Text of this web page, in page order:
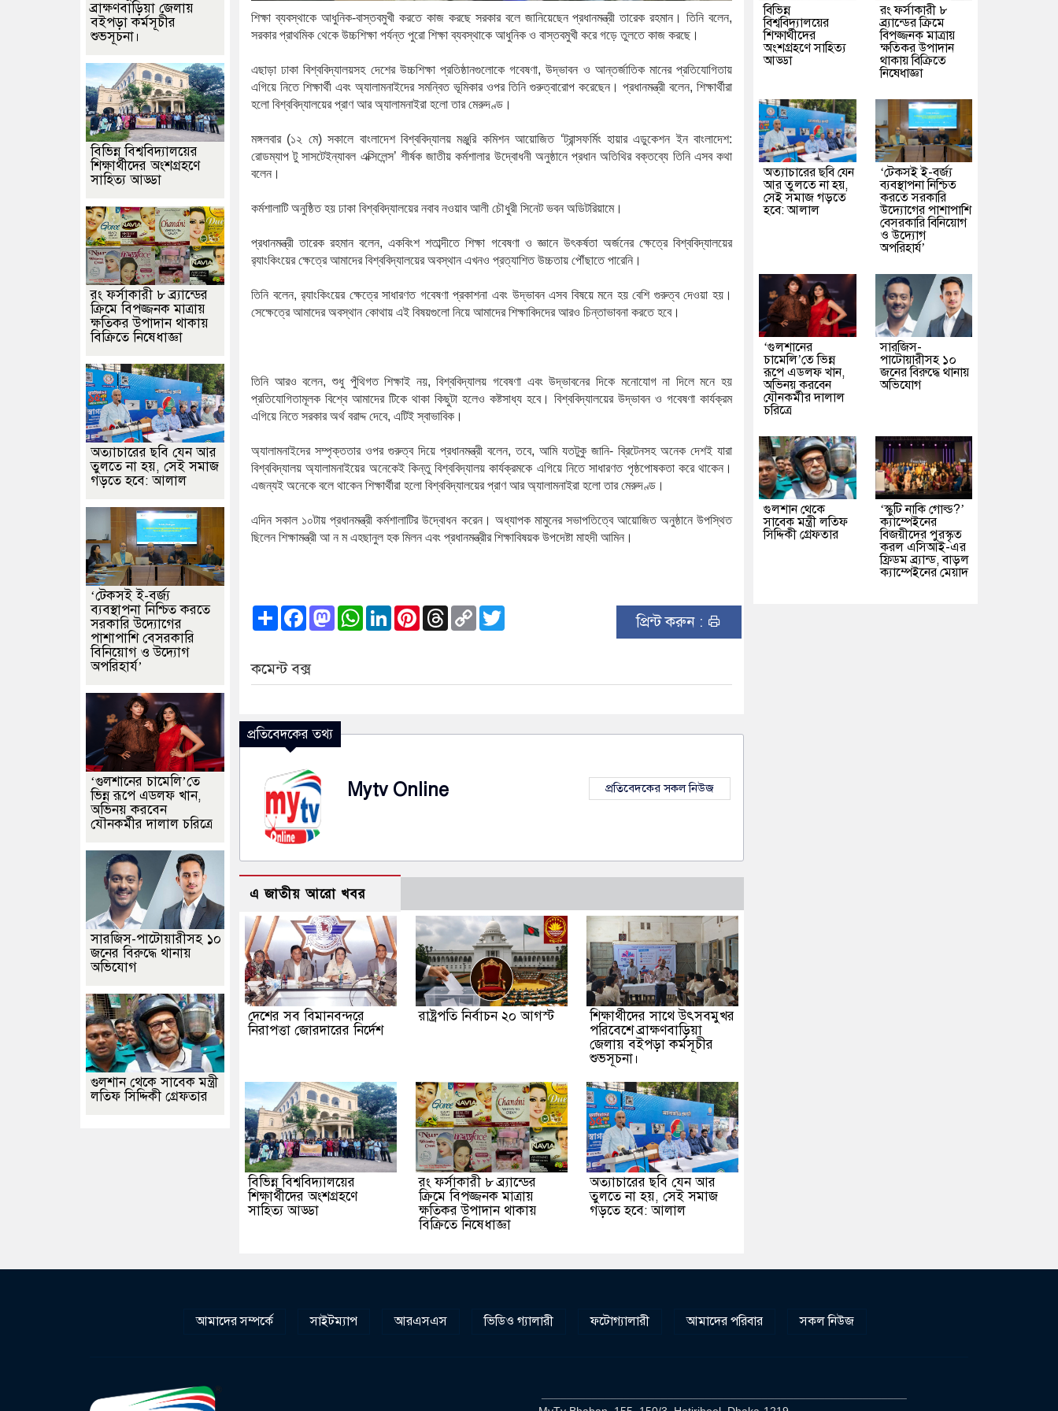
শিক্ষা ব্যবস্থাকে আধুনিক-বাস্তবমুখী করতে কাজ করছে সরকার বলে জানিয়েছেন প্রধানমন্ত্রী তারেক রহমান। তিনি বলেন,
সরকার প্রাথমিক থেকে উচ্চশিক্ষা পর্যন্ত পুরো শিক্ষা ব্যবস্থাকে আধুনিক ও বাস্তবমুখী করে গড়ে তুলতে কাজ করছে।
এছাড়া ঢাকা বিশ্ববিদ্যালয়সহ দেশের উচ্চশিক্ষা প্রতিষ্ঠানগুলোকে গবেষণা,উদ্ভাবন ও আন্তর্জাতিক মানের প্রতিযোগিতায়
এগিয়ে নিতে শিক্ষার্থী এবং অ্যালামনাইদের সমন্বিত ভূমিকার ওপর তিনি গুরুত্বারোপ করেছেন। প্রধানমন্ত্রী বলেন, শিক্ষার্থীরা
হলো বিশ্ববিদ্যালয়ের প্রাণ আর অ্যালামনাইরা হলো তার মেরুদণ্ড।
মঙ্গলবার(১২ মে)সকালে বাংলাদেশ বিশ্ববিদ্যালয় মঞ্জুরি কমিশন আয়োজিত‘ট্রান্সফর্মিং হায়ার এডুকেশন ইন বাংলাদেশ:
রোডম্যাপ টু সাসটেইন্যাবল এক্সিলেন্স’ শীর্ষক জাতীয় কর্মশালার উদ্বোধনী অনুষ্ঠানে প্রধান অতিথির বক্তব্যে তিনি এসব কথা
বলেন।
কর্মশালাটি অনুষ্ঠিত হয় ঢাকা বিশ্ববিদ্যালয়ের নবাব নওয়াব আলী চৌধুরী সিনেট ভবন অডিটরিয়ামে।
প্রধানমন্ত্রী তারেক রহমান বলেন,একবিংশ শতাব্দীতে শিক্ষা গবেষণা ও জ্ঞানে উৎকর্ষতা অর্জনের ক্ষেত্রে বিশ্ববিদ্যালয়ের
র‍্যাংকিংয়ের ক্ষেত্রে আমাদের বিশ্ববিদ্যালয়ের অবস্থান এখনও প্রত্যাশিত উচ্চতায় পৌঁছাতে পারেনি।
তিনি বলেন,র‍্যাংকিংয়ের ক্ষেত্রে সাধারণত গবেষণা প্রকাশনা এবং উদ্ভাবন এসব বিষয়ে মনে হয় বেশি গুরুত্ব দেওয়া হয়।
সেক্ষেত্রে আমাদের অবস্থান কোথায় এই বিষয়গুলো নিয়ে আমাদের শিক্ষাবিদদের আরও চিন্তাভাবনা করতে হবে।
তিনি আরও বলেন, শুধু পুঁথিগত শিক্ষাই নয়,বিশ্ববিদ্যালয় গবেষণা এবং উদ্ভাবনের দিকে মনোযোগ না দিলে মনে হয়
প্রতিযোগিতামূলক বিশ্বে আমাদের টিকে থাকা কিছুটা হলেও কষ্টসাধ্য হবে। বিশ্ববিদ্যালয়ের উদ্ভাবন ও গবেষণা কার্যক্রম
এগিয়ে নিতে সরকার অর্থ বরাদ্দ দেবে, এটিই স্বাভাবিক।
অ্যালামনাইদের সম্পৃক্ততার ওপর গুরুত্ব দিয়ে প্রধানমন্ত্রী বলেন,তবে, আমি যতটুকু জানি- ব্রিটেনসহ অনেক দেশই যারা
বিশ্ববিদ্যালয় অ্যালামনাইয়ের অনেকেই কিন্তু বিশ্ববিদ্যালয় কার্যক্রমকে এগিয়ে নিতে সাধারণত পৃষ্ঠপোষকতা করে থাকেন।
এজন্যই অনেকে বলে থাকেন শিক্ষার্থীরা হলো বিশ্ববিদ্যালয়ের প্রাণ আর অ্যালামনাইরা হলো তার মেরুদণ্ড।
এদিন সকাল ১০টায় প্রধানমন্ত্রী কর্মশালাটির উদ্বোধন করেন। অধ্যাপক মামুনের সভাপতিত্বে আয়োজিত অনুষ্ঠানে উপস্থিত
ছিলেন শিক্ষামন্ত্রী আ ন ম এহছানুল হক মিলন এবং প্রধানমন্ত্রীর শিক্ষাবিষয়ক উপদেষ্টা মাহদী আমিন।
ShareFacebook
Mastodon
WhatsApp
LinkedInPinterest
Threads
Copy
Link প্রিন্ট করুন :
কমেন্ট বক্স
প্রতিবেদকের তথ্য
Mytv Online প্রতিবেদকের সকল নিউজ
এ জাতীয় আরো খবর
দেশের সব বিমানবন্দরে
নিরাপত্তা জোরদারের নির্দেশ
রাষ্ট্রপতি নির্বাচন ২০ আগস্ট
শিক্ষার্থীদের সাথে উৎসবমুখর
পরিবেশে ব্রাক্ষণবাড়িয়া
জেলায় বইপড়া কর্মসূচীর
শুভসূচনা।
বিভিন্ন বিশ্ববিদ্যালয়ের
শিক্ষার্থীদের অংশগ্রহণে
সাহিত্য আড্ডা
রং ফর্সাকারী ৮ ব্র্যান্ডের
ক্রিমে বিপজ্জনক মাত্রায়
ক্ষতিকর উপাদান থাকায়
বিক্রিতে নিষেধাজ্ঞা
অত্যাচারের ছবি যেন আর
তুলতে না হয়, সেই সমাজ
গড়তে হবে: আলাল
ব্রাক্ষণবাড়িয়া জেলায়
বইপড়া কর্মসূচীর
শুভসূচনা।
বিভিন্ন বিশ্ববিদ্যালয়ের
শিক্ষার্থীদের অংশগ্রহণে
সাহিত্য আড্ডা
রং ফর্সাকারী ৮ ব্র্যান্ডের
ক্রিমে বিপজ্জনক মাত্রায়
ক্ষতিকর উপাদান থাকায়
বিক্রিতে নিষেধাজ্ঞা
অত্যাচারের ছবি যেন আর
তুলতে না হয়, সেই সমাজ
গড়তে হবে: আলাল
‘টেকসই ই-বর্জ্য
ব্যবস্থাপনা নিশ্চিত করতে
সরকারি উদ্যোগের
পাশাপাশি বেসরকারি
বিনিয়োগ ও উদ্যোগ
অপরিহার্য’
‘গুলশানের চামেলি’তে
ভিন্ন রূপে এডলফ খান,
অভিনয় করবেন
যৌনকর্মীর দালাল চরিত্রে
সারজিস-পাটোয়ারীসহ ১০
জনের বিরুদ্ধে থানায়
অভিযোগ
গুলশান থেকে সাবেক মন্ত্রী
লতিফ সিদ্দিকী গ্রেফতার
বিভিন্ন
বিশ্ববিদ্যালয়ের
শিক্ষার্থীদের
অংশগ্রহণে সাহিত্য
আড্ডা
রং ফর্সাকারী ৮
ব্র্যান্ডের ক্রিমে
বিপজ্জনক মাত্রায়
ক্ষতিকর উপাদান
থাকায় বিক্রিতে
নিষেধাজ্ঞা
অত্যাচারের ছবি যেন
আর তুলতে না হয়,
সেই সমাজ গড়তে
হবে: আলাল
‘টেকসই ই-বর্জ্য
ব্যবস্থাপনা নিশ্চিত
করতে সরকারি
উদ্যোগের পাশাপাশি
বেসরকারি বিনিয়োগ
ও উদ্যোগ
অপরিহার্য’
‘গুলশানের
চামেলি’তে ভিন্ন
রূপে এডলফ খান,
অভিনয় করবেন
যৌনকর্মীর দালাল
চরিত্রে
সারজিস-
পাটোয়ারীসহ ১০
জনের বিরুদ্ধে থানায়
অভিযোগ
গুলশান থেকে
সাবেক মন্ত্রী লতিফ
সিদ্দিকী গ্রেফতার
‘স্কুটি নাকি গোল্ড?’
ক্যাম্পেইনের
বিজয়ীদের পুরস্কৃত
করল এসিআই-এর
ফ্রিডম ব্র্যান্ড, বাড়ল
ক্যাম্পেইনের মেয়াদ
আমাদের সম্পর্কে সাইটম্যাপ আরএসএস ভিডিও গ্যালারী ফটোগ্যালারী আমাদের পরিবার সকল নিউজ